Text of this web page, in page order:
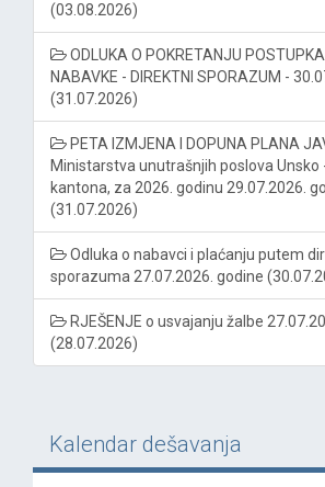
(03.08.2026)
ODLUKA O POKRETANJU
NABAVKE - DIREKTNI SPORAZUM -
(31.07.2026)
PETA IZMJENA I DOPUNA PLANA
Ministarstva unutrašnjih poslova Unsko
kantona, za 2026. godinu 29.07.2026.
(31.07.2026)
Odluka o nabavci i plaćanju putem
sporazuma 27.07.2026. godine
RJEŠENJE o usvajanju žalbe
(28.07.2026)
Kalendar dešavanja